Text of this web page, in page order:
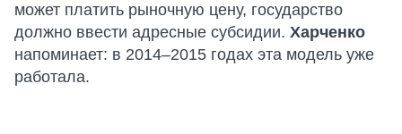
может платить рыночную цену, государство
должно ввести адресные субсидии. Харченко
напоминает: в 2014–2015 годах эта модель уже
работала.